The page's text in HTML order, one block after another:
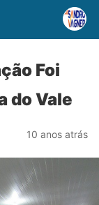
Foi
do Vale
10 anos atrás